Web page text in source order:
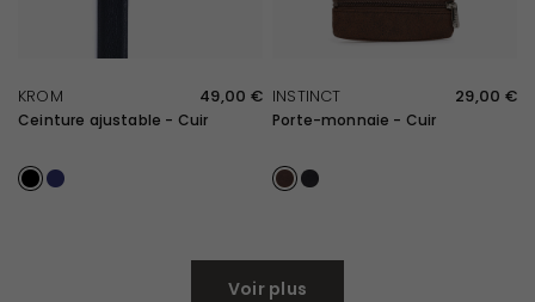
KROM 49,00 €
Ceinture ajustable - Cuir
NoirMarine
INSTINCT 29,00 €
Porte-monnaie - Cuir
Marron
Noir
Voir plus